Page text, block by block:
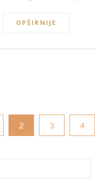
OPŠIRNIJE
2 3 4